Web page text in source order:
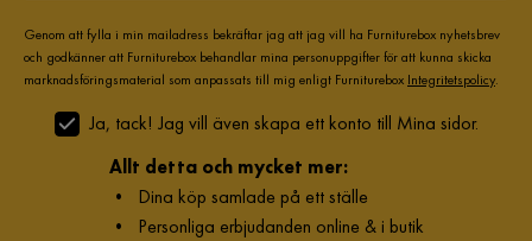
Genom att fylla i min mailadress bekräftar jag att jag vill ha Furniturebox nyhetsbrev
och godkänner att Furniturebox behandlar mina personuppgifter för att kunna skicka
marknadsföringsmaterial som anpassats till mig enligt Furniturebox Integritetspolicy.
Ja, tack! Jag vill även skapa ett konto till Mina sidor.
Allt detta och mycket mer:
• Dina köp samlade på ett ställe
• Personliga erbjudanden online & i butik